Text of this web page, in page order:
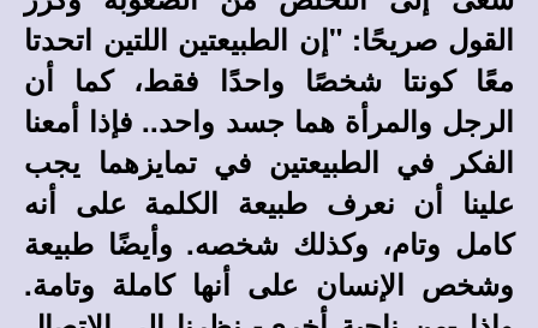
القول صريحًا: "إن الطبيعتين اللتين اتحدتا
معًا كونتا شخصًا واحدًا فقط، كما أن
الرجل والمرأة هما جسد واحد.. فإذا أمعنا
الفكر في الطبيعتين في تمايزهما يجب
علينا أن نعرف طبيعة الكلمة على أنه
كامل وتام، وكذلك شخصه. وأيضًا طبيعة
وشخص الإنسان على أنها كاملة وتامة.